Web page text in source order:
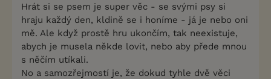
Hrát si se psem je super věc - se svými psy si
hraju každý den, kldině se i honíme - já je nebo oni
mě. Ale když prostě hru ukončím, tak neexistuje,
abych je musela někde lovit, nebo aby přede mnou
s něčím utíkali.
No a samozřejmostí je, že dokud tyhle dvě věci